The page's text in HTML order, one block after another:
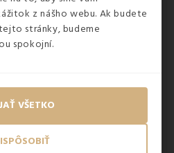
z nášho webu. Ak budete
stránky, budeme
spokojní.
VŠETKO
miestnosti
bytových doplnkov
na spanie, či hru pre deti